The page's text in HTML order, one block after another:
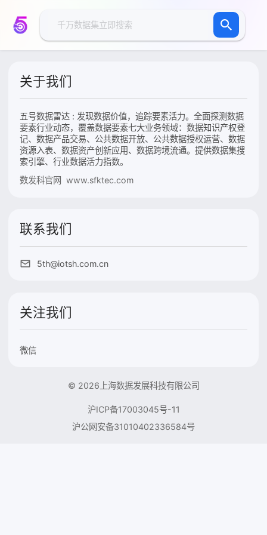
关于我们
五号数据雷达 : 发现数据价值，追踪要素活力。全面探测数据
要素行业动态，覆盖数据要素七大业务领域：数据知识产权登
记、数据产品交易、公共数据开放、公共数据授权运营、数据
资源入表、数据资产创新应用、数据跨境流通。提供数据集搜
索引擎、行业数据活力指数。
数发科官网 www.sfktec.com
联系我们
5th@iotsh.com.cn
关注我们
微信
© 2026上海数据发展科技有限公司
沪ICP备17003045号-11
沪公网安备31010402336584号